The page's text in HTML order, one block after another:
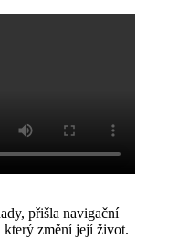
přišla navigační
který změní její život.